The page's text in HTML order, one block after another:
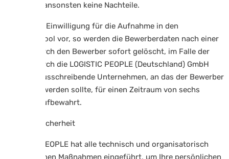
entstehen ansonsten keine Nachteile.
Liegt keine Einwilligung für die Aufnahme in den
Bewerberpool vor, so werden die Bewerberdaten nach einer
Absage durch den Bewerber sofort gelöscht, im Falle der
Absage durch die LOGISTIC PEOPLE (Deutschland) GmbH
bzw. das ausschreibende Unternehmen, an das der Bewerber
vermittelt werden sollte, für einen Zeitraum von sechs
Monaten aufbewahrt.
4.6 Datensicherheit
LOGISTIC PEOPLE hat alle technisch und organisatorisch
erforderlichen Maßnahmen eingeführt, um Ihre persönlichen